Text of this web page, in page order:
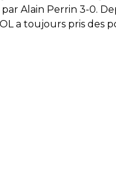
Alain Perrin 3-0.
a toujours pris des